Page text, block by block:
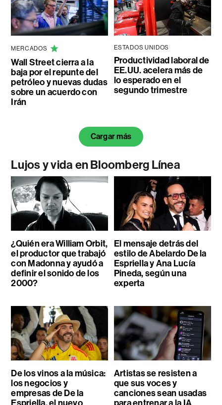
MERCADOS
Wall Street cierra a la
baja por el repunte del
petróleo y nuevas dudas
sobre un acuerdo con
Irán
ESTADOS UNIDOS
Productividad laboral de
EE.UU. acelera más de
lo esperado en el
segundo trimestre
Cargar más
Lujos y vida en Bloomberg Línea
¿Quién era William Orbit,
el productor que trabajó
con Madonna y ayudó a
definir el sonido de los
2000?
El mensaje detrás del
estilo de Abelardo De la
Espriella y Ana Lucía
Pineda, según una
experta
De los vinos a la música:
los negocios y
empresas de De la
Artistas se resisten a
que sus voces y
canciones sean usadas